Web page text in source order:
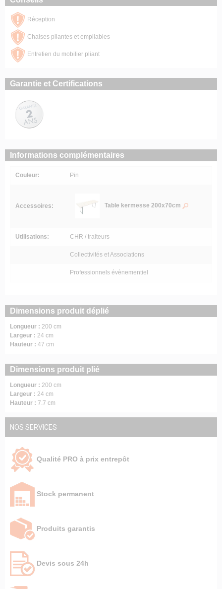
Réception
Chaises pliantes et empilables
Entretien du mobilier pliant
Garantie et Certifications
Informations complémentaires
Couleur: Pin
Accessoires: Table kermesse 200x70cm
Utilisations: CHR / traiteurs
Collectivités et Associations
Professionnels évènementiel
Dimensions produit déplié
Longueur : 200 cm
Largeur : 24 cm
Hauteur : 47 cm
Dimensions produit plié
Longueur : 200 cm
Largeur : 24 cm
Hauteur : 7.7 cm
NOS SERVICES
Qualité PRO à prix entrepôt
Stock permanent
Produits garantis
Devis sous 24h